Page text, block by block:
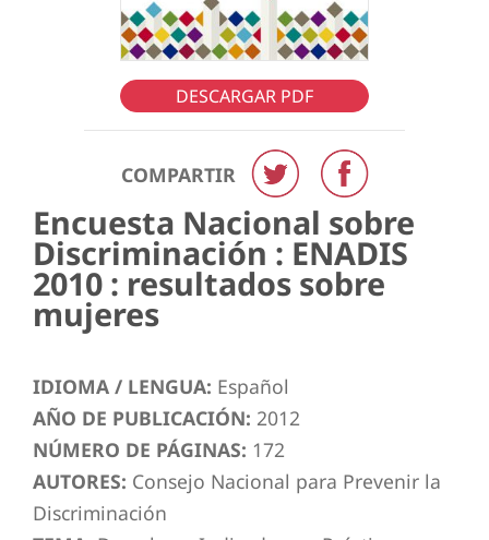
DESCARGAR PDF
COMPARTIR
Encuesta Nacional sobre
Discriminación : ENADIS
2010 : resultados sobre
mujeres
IDIOMA / LENGUA: Español
AÑO DE PUBLICACIÓN: 2012
NÚMERO DE PÁGINAS: 172
AUTORES: Consejo Nacional para Prevenir la
Discriminación